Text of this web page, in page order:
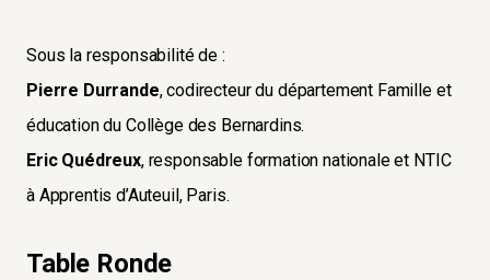
Sous la responsabilité de :
Pierre Durrande, codirecteur du département Famille et
éducation du Collège des Bernardins.
Eric Quédreux, responsable formation nationale et NTIC
à Apprentis d’Auteuil, Paris.
Table Ronde